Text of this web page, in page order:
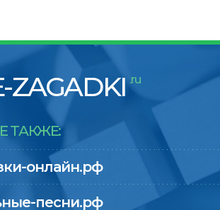
ZAGADKI .ru
ТАКЖЕ:
онлайн.рф
песни.рф